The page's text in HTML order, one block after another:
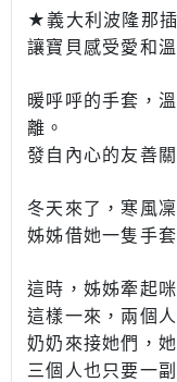
★義大利波隆那
讓寶貝感受愛和
暖呼呼的手套，
離。
發自內心的友善
冬天來了，寒風
姊姊借她一隻手
這時，姊姊牽起
這樣一來，兩個
奶奶來接她們，
三個人也只要一